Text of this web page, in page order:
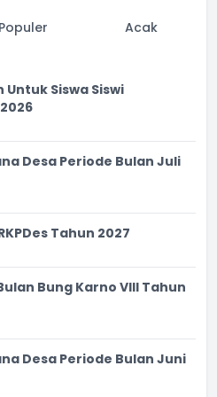
Populer Acak
Siswa Siswi
Desa Periode Bulan Juli
Tahun 2027
Bung Karno VIII Tahun
Desa Periode Bulan Juni